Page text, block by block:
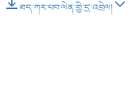
ཐད་ཀར་ཕབ་ལེན་གྱི་དྲ་འབྲེལ།